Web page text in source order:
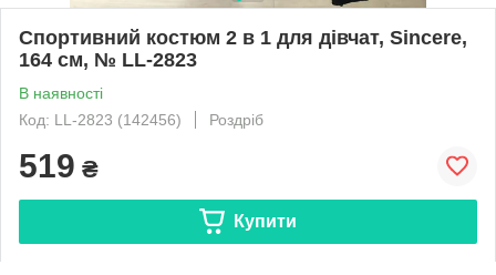
Спортивний костюм 2 в 1 для дівчат, Sincere,
164 см, № LL-2823
В наявності
Код: LL-2823 (142456)
Роздріб
519 ₴
Купити